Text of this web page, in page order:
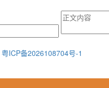
粤ICP备2026108704号-1